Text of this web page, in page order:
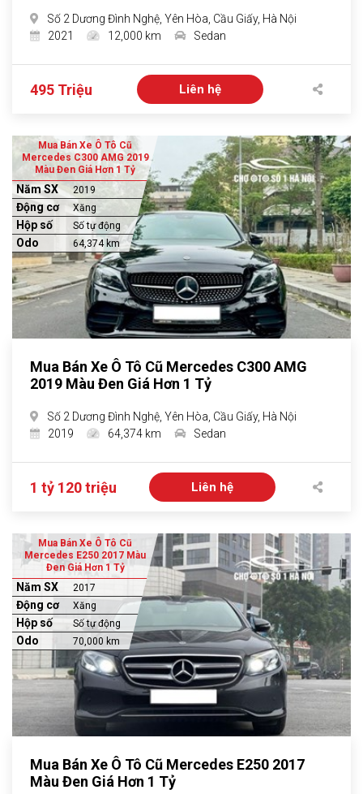
Số 2 Dương Đình Nghệ, Yên Hòa, Cầu Giấy, Hà Nội
2021
12,000 km Sedan
495 Triệu Liên hệ
Mua Bán Xe Ô Tô Cũ
Mercedes C300 AMG 2019
Màu Đen Giá Hơn 1 Tỷ
Năm SX 2019
Động cơ Xăng
Hộp số Số tự động
Odo 64,374 km
Mua Bán Xe Ô Tô Cũ Mercedes C300 AMG
2019 Màu Đen Giá Hơn 1 Tỷ
Số 2 Dương Đình Nghệ, Yên Hòa, Cầu Giấy, Hà Nội
2019
64,374 km Sedan
1 tỷ 120 triệu Liên hệ
Mua Bán Xe Ô Tô Cũ
Mercedes E250 2017 Màu
Đen Giá Hơn 1 Tỷ
Năm SX 2017
Động cơ Xăng
Hộp số Số tự động
Odo 70,000 km
Mua Bán Xe Ô Tô Cũ Mercedes E250 2017
Màu Đen Giá Hơn 1 Tỷ